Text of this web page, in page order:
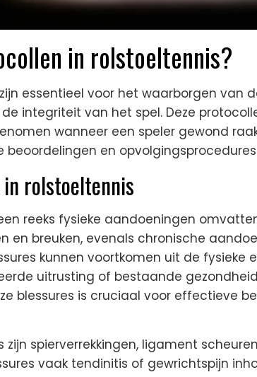
in rolstoeltennis?
essentieel voor het waarborgen van
integriteit van het spel. Deze
wanneer een speler gewond
en
rolstoeltennis
reeks fysieke aandoeningen
en breuken, evenals chronische
kunnen voortkomen uit de fysieke
uitrusting of bestaande
blessures is cruciaal voor effectieve
spierverrekkingen, ligament
vaak tendinitis of gewrichtspijn